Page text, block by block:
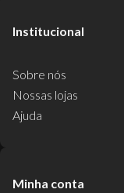
Institucional
Sobre nós
Nossas lojas
Ajuda
Minha conta